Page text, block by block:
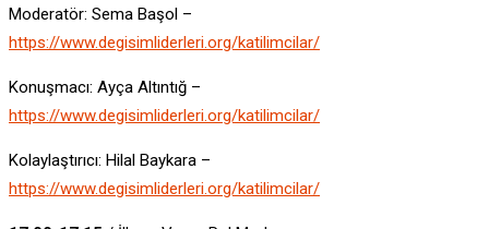
Moderatör: Sema Başol –
https://www.degisimliderleri.org/katilimcilar/
Konuşmacı: Ayça Altıntığ –
https://www.degisimliderleri.org/katilimcilar/
Kolaylaştırıcı: Hilal Baykara –
https://www.degisimliderleri.org/katilimcilar/